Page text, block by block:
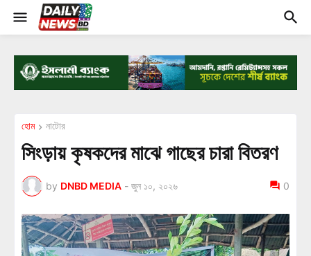
হোম নাটোর
সিংড়ায় কৃষকদের মাঝে গাছের চারা বিতরণ
by DNBD MEDIA - জুন ১০, ২০২৬ 0